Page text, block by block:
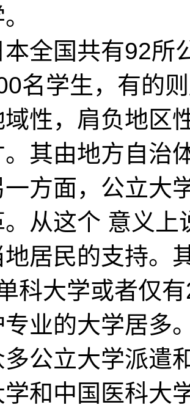
国共有92所公
名学生，有的
域性，肩负地区
其由地方自治
方面，公立大
从这个 意义
居民的支持。
科大学或者仅
专业的大学居多
立大学派遣和
学和中国医科大